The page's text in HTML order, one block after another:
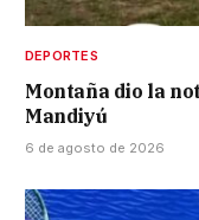
DEPORTES
Montaña dio la
Mandiyú
6 de agosto de 2026